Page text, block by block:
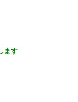
んか？ 死ぬんか？
ます